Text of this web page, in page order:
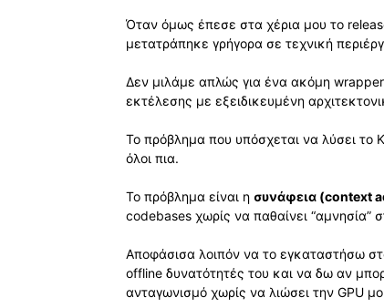
Όταν όμως έπεσε στα χέρια μου το
μετατράπηκε γρήγορα σε τεχνική
Δεν μιλάμε απλώς για ένα ακόμη
εκτέλεσης με εξειδικευμένη
Το πρόβλημα που υπόσχεται να λύσει το
όλοι πια.
Το πρόβλημα είναι η συνάφεια (context
codebases χωρίς να παθαίνει “αμνησία”
Αποφάσισα λοιπόν να το εγκαταστήσω
offline δυνατότητές του και να δω αν
ανταγωνισμό χωρίς να λιώσει την GPU